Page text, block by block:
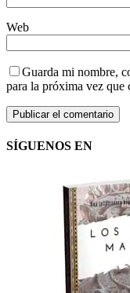
Web
Guarda mi nombre,
para la próxima vez que
SÍGUENOS EN